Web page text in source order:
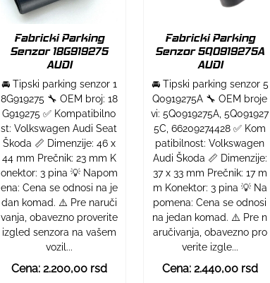
Fabricki Parking
Senzor 18G919275
AUDI
🚘 Tipski parking senzor 1
8G919275 🔧 OEM broj: 18
G919275 ✅ Kompatibilno
st: Volkswagen Audi Seat
Škoda 📏 Dimenzije: 46 x
44 mm Prečnik: 23 mm K
onektor: 3 pina 💡 Napom
ena: Cena se odnosi na je
dan komad. ⚠️ Pre naruči
vanja, obavezno proverite
izgled senzora na vašem
vozil...
Cena: 2.200,00 rsd
Fabricki Parking
Senzor 5Q0919275A
AUDI
🚘 Tipski parking senzor 5
Q0919275A 🔧 OEM broje
vi: 5Q0919275A, 5Q091927
5C, 66209274428 ✅ Kom
patibilnost: Volkswagen
Audi Škoda 📏 Dimenzije:
37 x 33 mm Prečnik: 17 m
m Konektor: 3 pina 💡 Na
pomena: Cena se odnosi
na jedan komad. ⚠️ Pre n
aručivanja, obavezno pro
verite izgle...
Cena: 2.440,00 rsd